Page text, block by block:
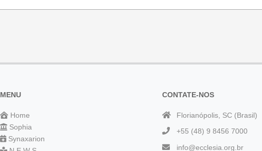
MENU
Home
Sophia
Synaxarion
CONTATE-NOS
Florianópolis, SC (Brasil)
+55 (48) 9 8456 7000
info@ecclesia.org.br